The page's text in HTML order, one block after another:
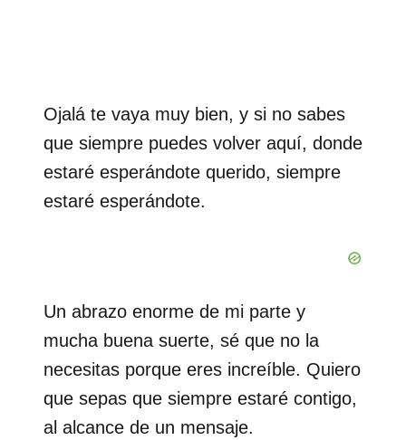
Ojalá te vaya muy bien, y si no sabes
que siempre puedes volver aquí, donde
estaré esperándote querido, siempre
estaré esperándote.
Un abrazo enorme de mi parte y
mucha buena suerte, sé que no la
necesitas porque eres increíble. Quiero
que sepas que siempre estaré contigo,
al alcance de un mensaje.